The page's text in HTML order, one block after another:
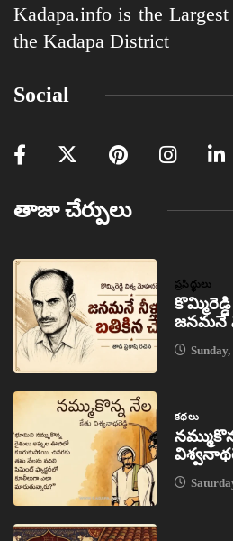
Kadapa.info is the
the Kadapa District
Social
తాజా చేర్పులు
ప్రసిద్ధులు
జనమనే
కథలు